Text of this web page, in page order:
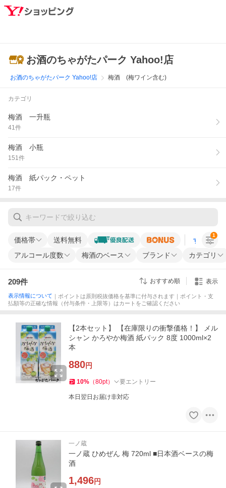
お酒のちゃがたパーク Yahoo!店
お酒のちゃがたパーク Yahoo!店 梅酒 (梅ワイン含む)
カテゴリ
梅酒 一升瓶
41件
梅酒 小瓶
151件
梅酒 紙パック・ペット
17件
価格帯 送料無料 すべての条
アルコール度数 梅酒のベース ブランド カテゴリ
1
209件 おすすめ順 表示
表示情報について ｜ポイントは原則税抜価格を基準に付与されます｜ポイント・支
払額等の正確な情報（付与条件・上限等）はカートをご確認ください
【2本セット】 【在庫限りの衝撃価格！】 メル
シャン かろやか梅酒 紙パック 8度 1000ml×2
本
880円
10% （80pt） 要エントリー
本日翌日お届け非対応
一ノ蔵
一ノ蔵 ひめぜん 梅 720ml ■日本酒ベースの梅
酒
1,496円